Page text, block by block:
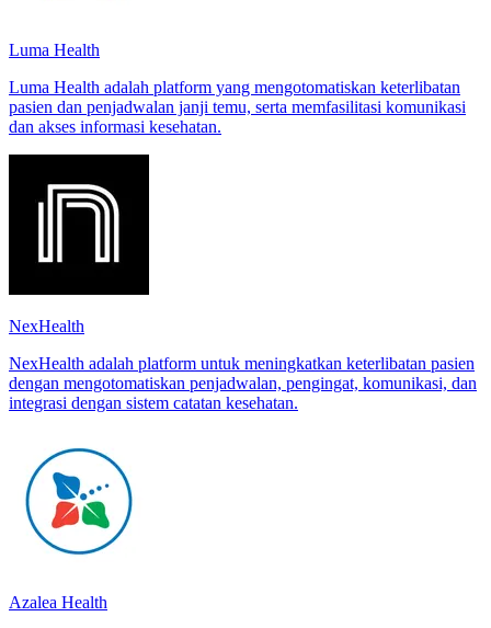
Luma Health
Luma Health adalah platform yang mengotomatiskan keterlibatan
pasien dan penjadwalan janji temu, serta memfasilitasi komunikasi
dan akses informasi kesehatan.
NexHealth
NexHealth adalah platform untuk meningkatkan keterlibatan pasien
dengan mengotomatiskan penjadwalan, pengingat, komunikasi, dan
integrasi dengan sistem catatan kesehatan.
Azalea Health